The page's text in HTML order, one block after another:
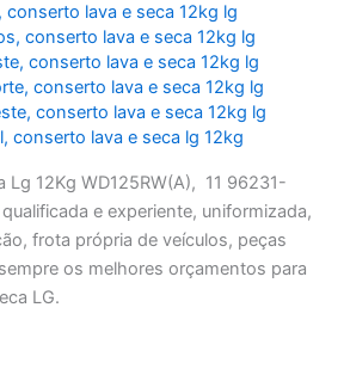
,conserto lava e seca 12kg lg
,conserto lava e seca 12kg lg
,conserto lava e seca 12kg lg
,conserto lava e seca 12kg lg
,conserto lava e seca 12kg lg
,conserto lava e seca lg 12kg
Lg 12Kg WD125RW(A), 11 96231-
e experiente, uniformizada,
frota própria de veículos, peças
os melhores orçamentos para
LG.